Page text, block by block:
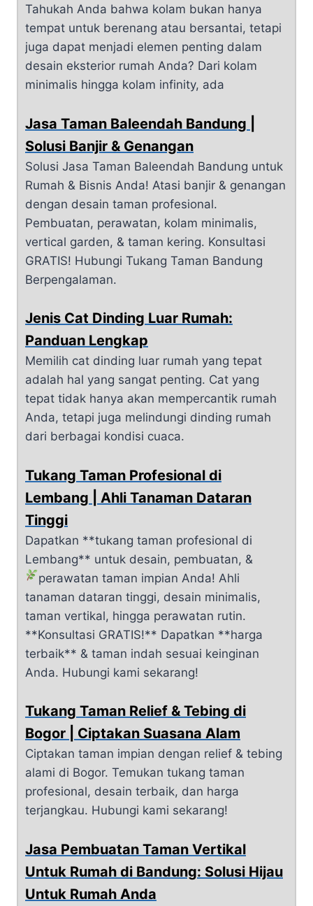
Tahukah Anda bahwa kolam bukan hanya
tempat untuk berenang atau bersantai, tetapi
juga dapat menjadi elemen penting dalam
desain eksterior rumah Anda? Dari kolam
minimalis hingga kolam infinity, ada
Jasa Taman Baleendah Bandung |
Solusi Banjir & Genangan
Solusi Jasa Taman Baleendah Bandung untuk
Rumah & Bisnis Anda! Atasi banjir & genangan
dengan desain taman profesional.
Pembuatan, perawatan, kolam minimalis,
vertical garden, & taman kering. Konsultasi
GRATIS! Hubungi Tukang Taman Bandung
Berpengalaman.
Jenis Cat Dinding Luar Rumah:
Panduan Lengkap
Memilih cat dinding luar rumah yang tepat
adalah hal yang sangat penting. Cat yang
tepat tidak hanya akan mempercantik rumah
Anda, tetapi juga melindungi dinding rumah
dari berbagai kondisi cuaca.
Tukang Taman Profesional di
Lembang | Ahli Tanaman Dataran
Tinggi
Dapatkan **tukang taman profesional di
Lembang** untuk desain, pembuatan, &
perawatan taman impian Anda! Ahli
tanaman dataran tinggi, desain minimalis,
taman vertikal, hingga perawatan rutin.
**Konsultasi GRATIS!** Dapatkan **harga
terbaik** & taman indah sesuai keinginan
Anda. Hubungi kami sekarang!
Tukang Taman Relief & Tebing di
Bogor | Ciptakan Suasana Alam
Ciptakan taman impian dengan relief & tebing
alami di Bogor. Temukan tukang taman
profesional, desain terbaik, dan harga
terjangkau. Hubungi kami sekarang!
Jasa Pembuatan Taman Vertikal
Untuk Rumah di Bandung: Solusi Hijau
Untuk Rumah Anda